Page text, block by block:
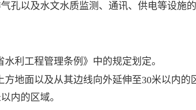
孔以及水文水质监测、通讯、供电等设施
利工程管理条例》中的规定划定。
地面以及从其边线向外延伸至30米以内的
以内的区域。